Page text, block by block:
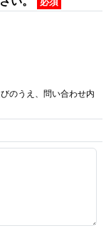
のうえ、問い合わせ内